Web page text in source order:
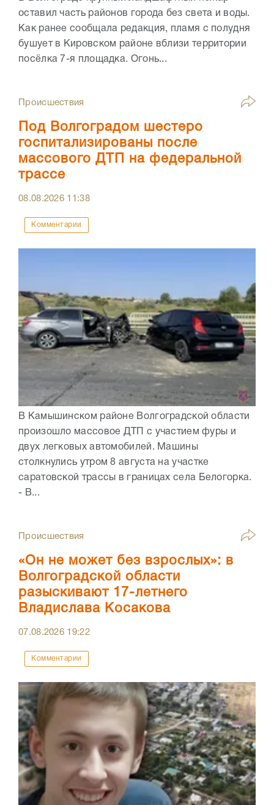
оставил часть районов города без света и воды.
Как ранее сообщала редакция, пламя с полудня
бушует в Кировском районе вблизи территории
посёлка 7-я площадка. Огонь...
Происшествия
Под Волгоградом шестеро
госпитализированы после
массового ДТП на федеральной
трассе
08.08.2026 11:38
Комментарии
В Камышинском районе Волгоградской области
произошло массовое ДТП с участием фуры и
двух легковых автомобилей. Машины
столкнулись утром 8 августа на участке
саратовской трассы в границах села Белогорка.
- В...
Происшествия
«Он не может без взрослых»: в
Волгоградской области
разыскивают 17-летнего
Владислава Косакова
07.08.2026 19:22
Комментарии